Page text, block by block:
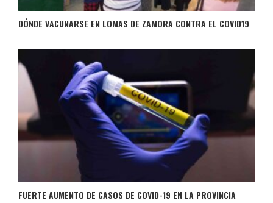
DÓNDE VACUNARSE EN LOMAS DE ZAMORA CONTRA EL COVID19
FUERTE AUMENTO DE CASOS DE COVID-19 EN LA PROVINCIA